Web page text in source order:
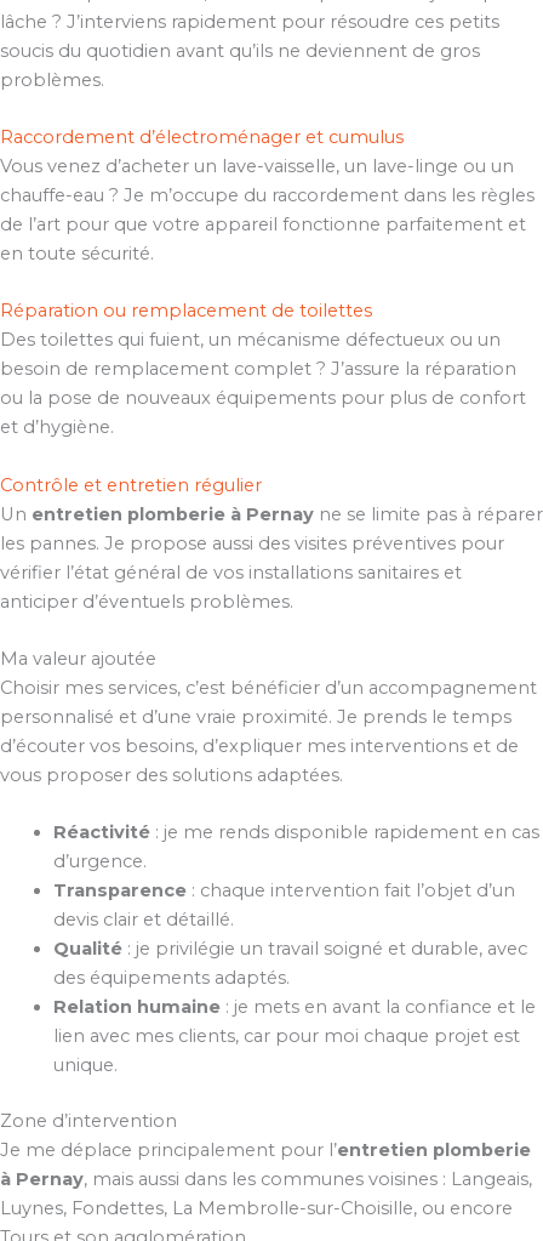
lâche ? J’interviens rapidement pour résoudre ces petits
soucis du quotidien avant qu’ils ne deviennent de gros
problèmes.
Raccordement d’électroménager et cumulus
Vous venez d’acheter un lave-vaisselle, un lave-linge ou un
chauffe-eau ? Je m’occupe du raccordement dans les règles
de l’art pour que votre appareil fonctionne parfaitement et
en toute sécurité.
Réparation ou remplacement de toilettes
Des toilettes qui fuient, un mécanisme défectueux ou un
besoin de remplacement complet ? J’assure la réparation
ou la pose de nouveaux équipements pour plus de confort
et d’hygiène.
Contrôle et entretien régulier
Un entretien plomberie à Pernay ne se limite pas à réparer
les pannes. Je propose aussi des visites préventives pour
vérifier l’état général de vos installations sanitaires et
anticiper d’éventuels problèmes.
Ma valeur ajoutée
Choisir mes services, c’est bénéficier d’un accompagnement
personnalisé et d’une vraie proximité. Je prends le temps
d’écouter vos besoins, d’expliquer mes interventions et de
vous proposer des solutions adaptées.
Réactivité: je me rends disponible rapidement en cas
d’urgence.
Transparence: chaque intervention fait l’objet d’un
devis clair et détaillé.
Qualité: je privilégie un travail soigné et durable, avec
des équipements adaptés.
Relation humaine: je mets en avant la confiance et le
lien avec mes clients, car pour moi chaque projet est
unique.
Zone d’intervention
Je me déplace principalement pour l’entretien plomberie
à Pernay, mais aussi dans les communes voisines : Langeais,
Luynes, Fondettes, La Membrolle-sur-Choisille, ou encore